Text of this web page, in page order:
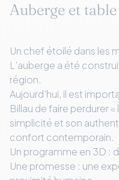
Auberge et
Un chef étoilé dans les
L’auberge a été
région.
Aujourd’hui, il est
Billau de faire perdurer «
simplicité et son
confort contemporain.
Un programme en 3D :
Une promesse : une